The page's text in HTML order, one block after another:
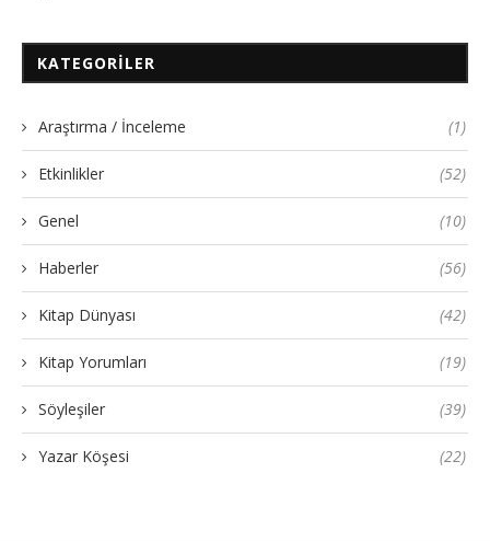
KATEGORILER
Araştırma / İnceleme (1)
Etkinlikler (52)
Genel (10)
Haberler (56)
Kitap Dünyası (42)
Kitap Yorumları (19)
Söyleşiler (39)
Yazar Köşesi (22)